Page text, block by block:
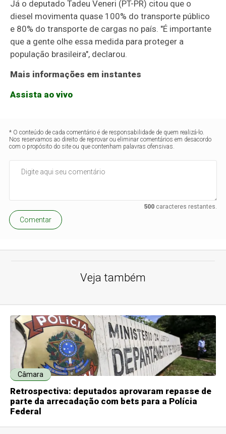
Já o deputado Tadeu Veneri (PT-PR) citou que o
diesel movimenta quase 100% do transporte público
e 80% do transporte de cargas no país. "É importante
que a gente olhe essa medida para proteger a
população brasileira", declarou.
Mais informações em instantes
Assista ao vivo
* O conteúdo de cada comentário é de responsabilidade de quem realizá-lo.
Nos reservamos ao direito de reprovar ou eliminar comentários em desacordo
com o propósito do site ou que contenham palavras ofensivas.
500caracteres restantes.
Comentar
Veja também
Câmara
Retrospectiva: deputados aprovaram repasse de
parte da arrecadação com bets para a Polícia
Federal